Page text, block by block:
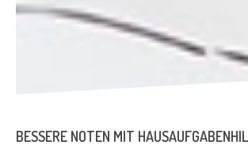
BESSERE NOTEN MIT